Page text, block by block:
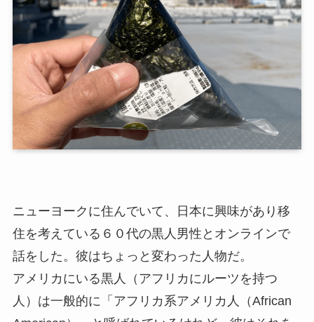
ニューヨークに住んでいて、日本に興味があり移
住を考えている６０代の黒人男性とオンラインで
話をした。彼はちょっと変わった人物だ。
アメリカにいる黒人（アフリカにルーツを持つ
人）は一般的に「アフリカ系アメリカ人（African